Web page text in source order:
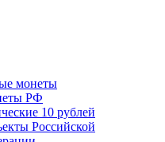
монеты
РФ
10 рублей
Российской